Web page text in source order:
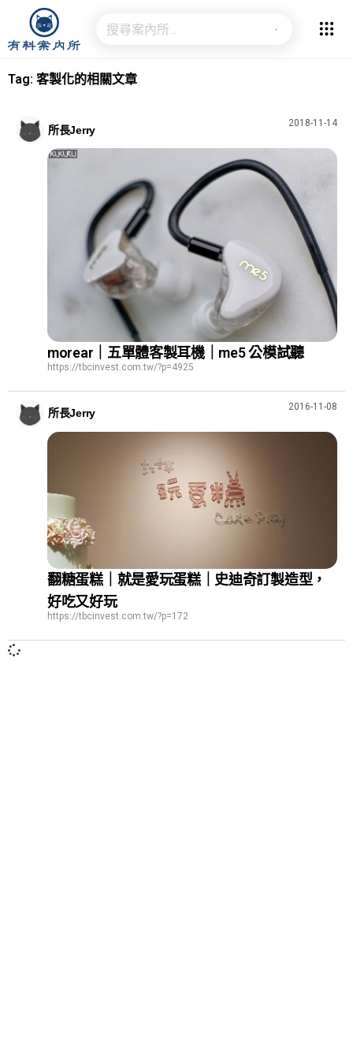
Tag: 客製化的相關文章
所長Jerry
2018-11-14
morear｜五單體客製耳機｜me5 公模試聽
https://tbcinvest.com.tw/?p=4925
所長Jerry
2016-11-08
翻糖蛋糕｜就是愛玩蛋糕｜史迪奇訂製造型，
好吃又好玩
https://tbcinvest.com.tw/?p=172